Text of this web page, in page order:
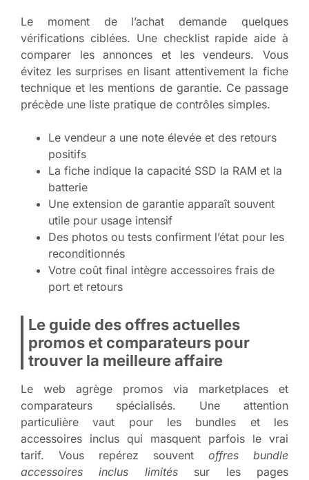
Le moment de l’achat demande quelques
vérifications ciblées. Une checklist rapide aide à
comparer les annonces et les vendeurs. Vous
évitez les surprises en lisant attentivement la fiche
technique et les mentions de garantie. Ce passage
précède une liste pratique de contrôles simples.
Le vendeur a une note élevée et des retours
positifs
La fiche indique la capacité SSD la RAM et la
batterie
Une extension de garantie apparaît souvent
utile pour usage intensif
Des photos ou tests confirment l’état pour les
reconditionnés
Votre coût final intègre accessoires frais de
port et retours
Le guide des offres actuelles
promos et comparateurs pour
trouver la meilleure affaire
Le web agrège promos via marketplaces et
comparateurs spécialisés. Une attention
particulière vaut pour les bundles et les
accessoires inclus qui masquent parfois le vrai
tarif. Vous repérez souvent offres bundle
accessoires inclus limitéssur les pages